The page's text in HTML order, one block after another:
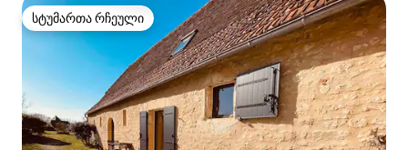
სტუმართა რჩეული
სტუმართა რჩეული